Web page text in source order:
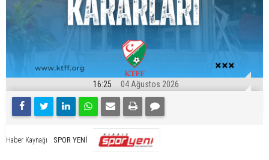
16:25 04 Ağustos 2026
Haber Kaynağı SPOR YENİ